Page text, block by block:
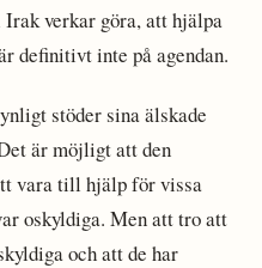
verkar göra, att hjälpa
definitivt inte på agendan.
stöder sina älskade
är möjligt att den
vara till hjälp för vissa
oskyldiga. Men att tro att
och att de har